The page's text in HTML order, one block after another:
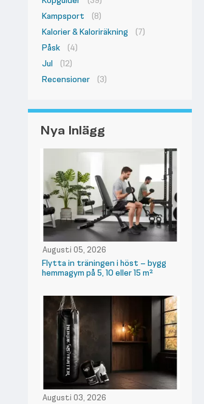
Kampsport
(8)
Kalorier & Kaloriräkning
(7)
Påsk
(4)
Jul
(12)
Recensioner
(3)
Nya Inlägg
Augusti 05, 2026
Flytta in träningen i höst – bygg
hemmagym på 5, 10 eller 15 m²
Augusti 03, 2026